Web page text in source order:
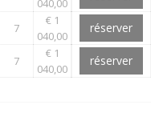
040,00
7
€ 1
040,00
réserver
7
€ 1
040,00
réserver